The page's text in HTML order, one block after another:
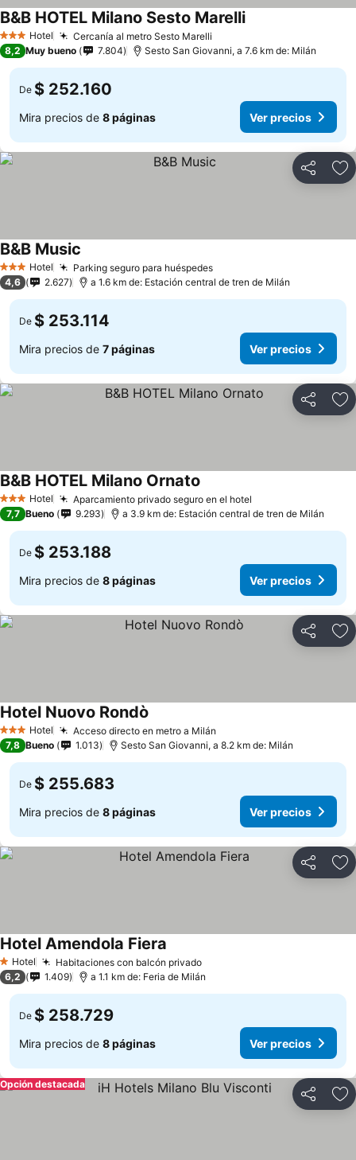
3 Estrellas
Hotel Cercanía al metro Sesto Marelli
B&B HOTEL Milano Sesto Marelli
8,2 Muy bueno 7.804 Sesto San Giovanni, a 7.6 km de: Milán
De $ 252.160
Mira precios de 8 páginas Ver precios
Compartir
3 Estrellas
Hotel Parking seguro para huéspedes
B&B Music
4,6 2.627 a 1.6 km de: Estación central de tren de Milán
De $ 253.114
Mira precios de 7 páginas Ver precios
Compartir
3 Estrellas
Hotel Aparcamiento privado seguro en el hotel
B&B HOTEL Milano Ornato
7,7 Bueno 9.293 a 3.9 km de: Estación central de tren de Milán
De $ 253.188
Mira precios de 8 páginas Ver precios
Compartir
3 Estrellas
Hotel Acceso directo en metro a Milán
Hotel Nuovo Rondò
7,8 Bueno 1.013 Sesto San Giovanni, a 8.2 km de: Milán
De $ 255.683
Mira precios de 8 páginas Ver precios
Compartir
1 Estrellas
Hotel Habitaciones con balcón privado
Hotel Amendola Fiera
6,2 1.409 a 1.1 km de: Feria de Milán
De $ 258.729
Mira precios de 8 páginas Ver precios
Compartir
Opción destacada